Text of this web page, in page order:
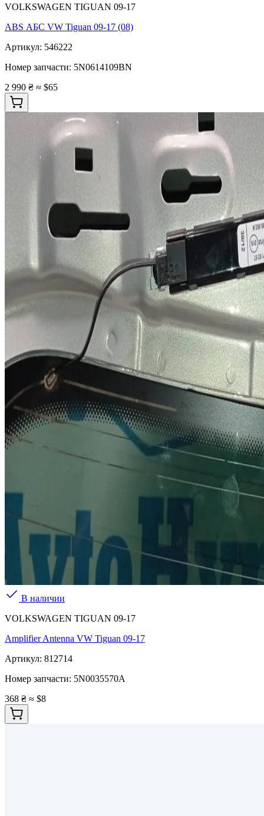
VOLKSWAGEN TIGUAN 09-17
ABS АБС VW Tiguan 09-17 (08)
Артикул: 546222
Номер запчасти: 5N0614109BN
2 990 ₴ ≈ $65
В наличии
VOLKSWAGEN TIGUAN 09-17
Amplifier Antenna VW Tiguan 09-17
Артикул: 812714
Номер запчасти: 5N0035570A
368 ₴ ≈ $8